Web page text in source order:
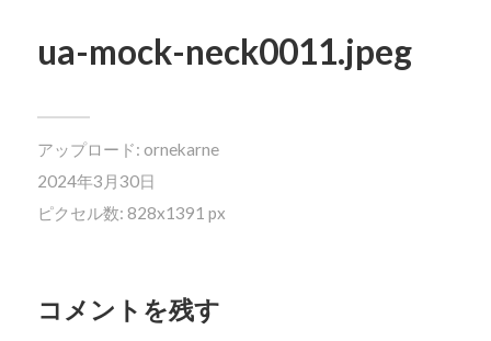
ua-mock-neck0011.jpeg
アップロード: ornekarne
2024年3月30日
ピクセル数: 828x1391 px
コメントを残す